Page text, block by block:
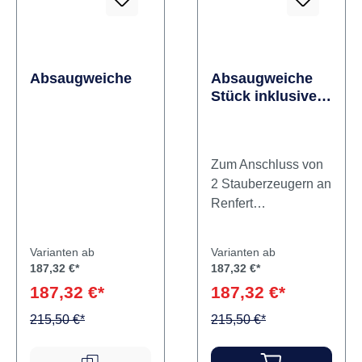
Absaugweiche
Varianten ab
187,32 €*
187,32 €*
215,50 €*
Absaugweiche
Stück inklusive 4
Zum Anschluss von
2 Stauberzeugern an
Renfert
Wahlschalter
umschaltbar auf eine
oder zwei
rkzeugloser und
Varianten ab
187,32 €*
187,32 €*
215,50 €*